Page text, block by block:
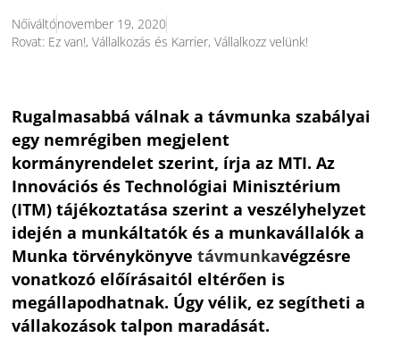
Nőiváltónovember 19, 2020
Rovat: Ez van!,Vállalkozás és Karrier,Vállalkozz velünk!
Rugalmasabbá válnak a távmunka szabályai
egy nemrégiben megjelent
kormányrendelet szerint, írja az MTI. Az
Innovációs és Technológiai Minisztérium
(ITM) tájékoztatása szerint a veszélyhelyzet
idején a munkáltatók és a munkavállalók a
Munka törvénykönyvetávmunkavégzésre
vonatkozó előírásaitól eltérően is
megállapodhatnak. Úgy vélik, ez segítheti a
vállakozások talpon maradását.